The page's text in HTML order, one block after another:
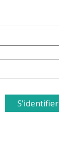
S'identifier